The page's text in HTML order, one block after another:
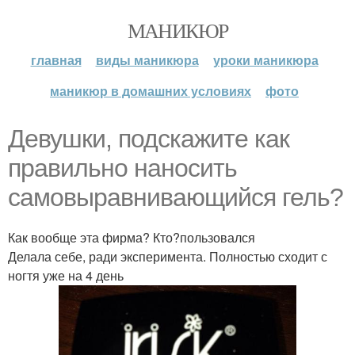
МАНИКЮР
главная виды маникюра
уроки маникюра
маникюр в домашних условиях
фото
Девушки, подскажите как
правильно наносить
самовыравнивающийся гель?
Как вообще эта фирма? Кто?пользовался
Делала себе, ради эксперимента. Полностью сходит с
ногтя уже на 4 день